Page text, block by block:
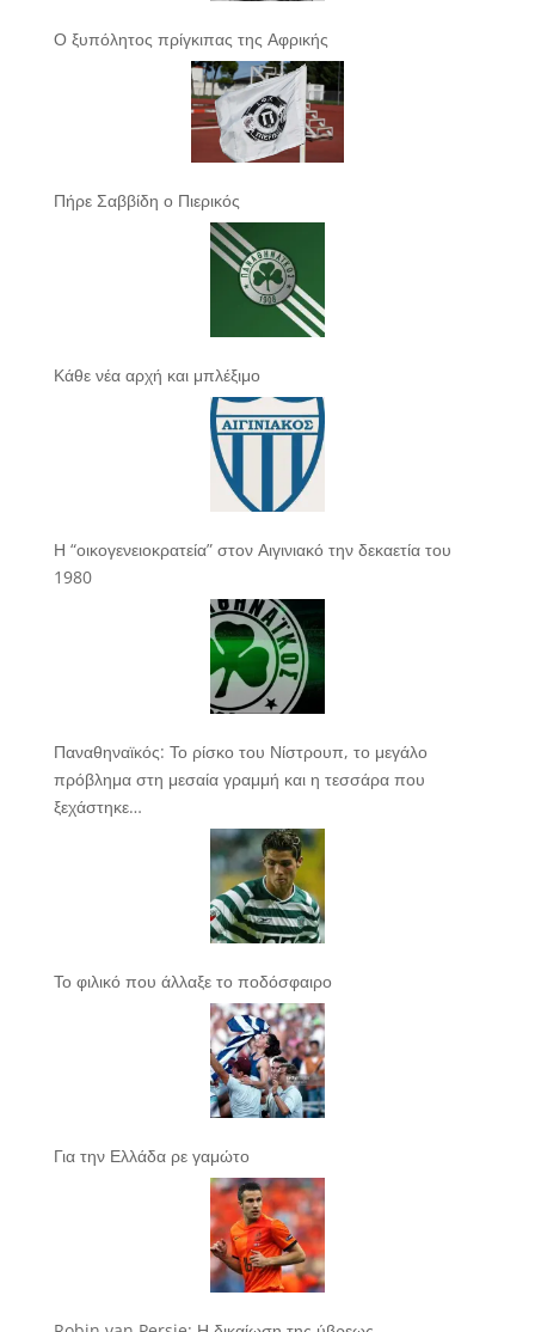
Ο ξυπόλητος πρίγκιπας της Αφρικής
Πήρε Σαββίδη ο Πιερικός
Κάθε νέα αρχή και μπλέξιμο
Η “οικογενειοκρατεία” στον Αιγινιακό την δεκαετία του
1980
Παναθηναϊκός: Το ρίσκο του Νίστρουπ, το μεγάλο
πρόβλημα στη μεσαία γραμμή και η τεσσάρα που
ξεχάστηκε…
Το φιλικό που άλλαξε το ποδόσφαιρο
Για την Ελλάδα ρε γαμώτο